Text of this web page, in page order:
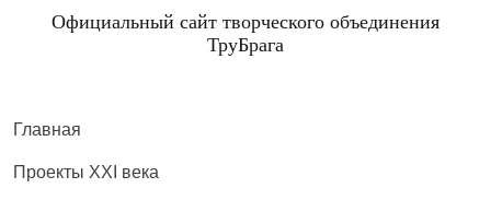
Официальный сайт творческого объединения
ТруБрага
Главная
Проекты XXI века